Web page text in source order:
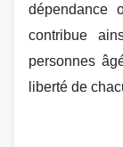
contribue
personnes
liberté de